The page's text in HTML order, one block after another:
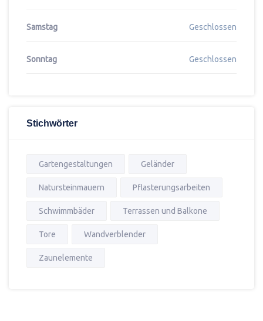
Samstag Geschlossen
Sonntag Geschlossen
Stichwörter
Gartengestaltungen Geländer
Natursteinmauern Pflasterungsarbeiten
Schwimmbäder Terrassen und Balkone
Tore Wandverblender
Zaunelemente